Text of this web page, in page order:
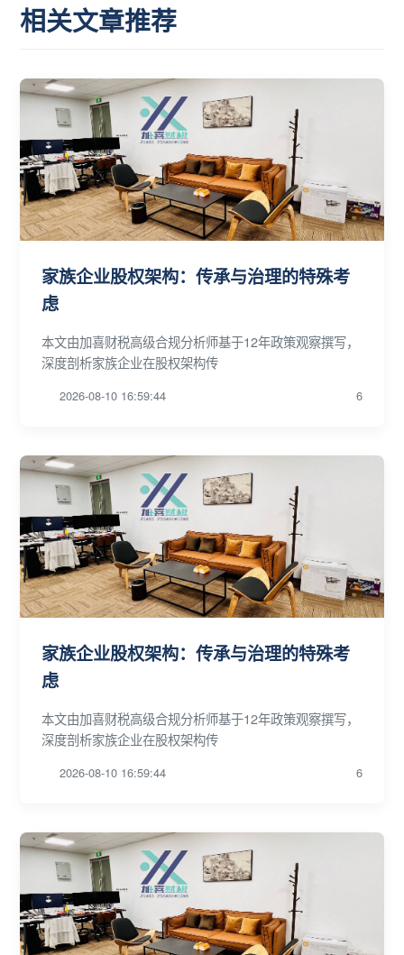
相关文章推荐
家族企业股权架构：传承与治理的特殊考
虑
本文由加喜财税高级合规分析师基于12年政策观察撰写，
深度剖析家族企业在股权架构传
2026-08-10 16:59:44 6
家族企业股权架构：传承与治理的特殊考
虑
本文由加喜财税高级合规分析师基于12年政策观察撰写，
深度剖析家族企业在股权架构传
2026-08-10 16:59:44 6